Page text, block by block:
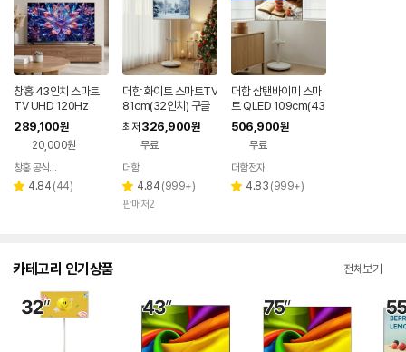
창홍 43인치 스마트
TV UHD 120Hz
289,100원
20,000원
페이
창홍 공식스토어
별 4.84 리
(44)
더함 화이트 스마트TV
81cm(32인치) 구글
5.0 QLED 이동식TV
최저 326,900원
무료
더함
별
점
4.84 리
(999+)
판매처2
더함 삼탠바이미 스마
트 QLED 109cm(43
인치), 라이트, 이동식
스탠드
506,900원
무료
더함전자
별 4.83 리
(999+)
카테고리 인기상품 전체보기